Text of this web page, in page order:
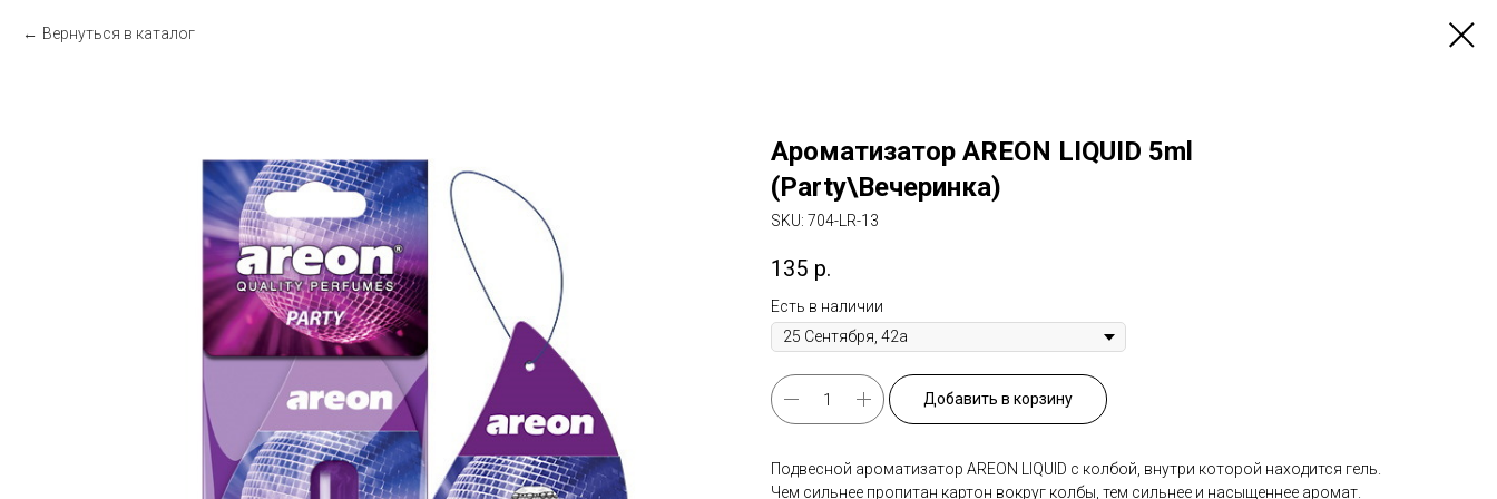
Вернуться в каталог
Ароматизатор AREON LIQUID 5ml
(Party\Вечеринка)
SKU: 704-LR-13
135 р.
Есть в наличии
Добавить в корзину
Подвесной ароматизатор AREON LIQUID с колбой, внутри которой находится гель.
Чем сильнее пропитан картон вокруг колбы, тем сильнее и насыщеннее аромат.